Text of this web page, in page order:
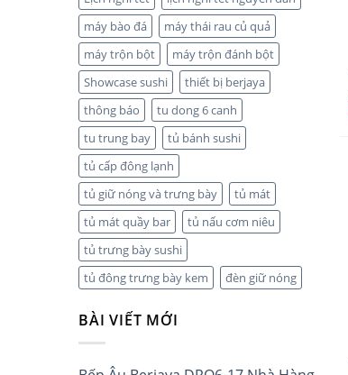
máy bào đá
máy thái rau củ quả
máy trộn bột
máy trộn đánh bột
Showcase sushi
thiết bị berjaya
thông báo
tu dong 6 canh
tu trung bay
tủ bánh sushi
tủ cấp đông lạnh
tủ giữ nóng và trưng bày
tủ mát
tủ mát quầy bar
tủ nấu cơm niêu
tủ trưng bày sushi
tủ đông trưng bày kem
đèn giữ nóng
BÀI VIẾT MỚI